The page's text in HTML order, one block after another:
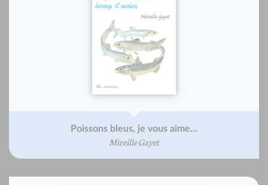
Poissons bleus, je vous aime...
Mireille Gayet